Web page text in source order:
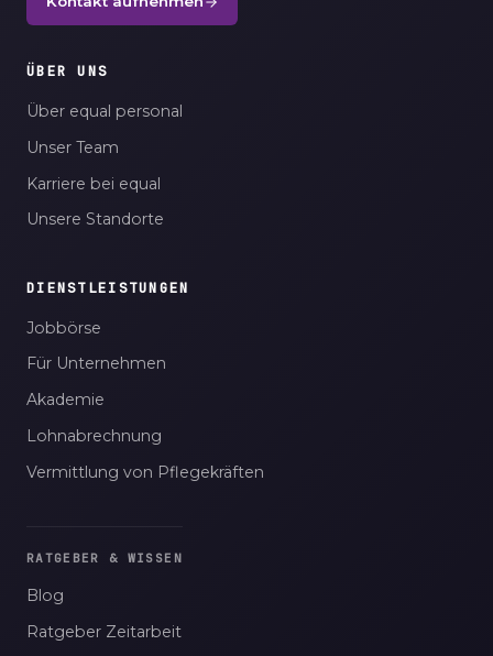
ÜBER UNS
Über equal personal
Unser Team
Karriere bei equal
Unsere Standorte
DIENSTLEISTUNGEN
Jobbörse
Für Unternehmen
Akademie
Lohnabrechnung
Vermittlung von Pflegekräften
RATGEBER & WISSEN
Blog
Ratgeber Zeitarbeit